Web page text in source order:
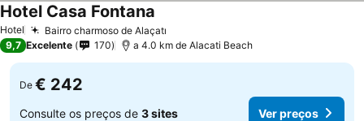
Hotel Bairro charmoso de Alaçatı
Hotel Casa Fontana
9,7 Excelente 170 a 4.0 km de Alacati Beach
De € 242
Consulte os preços de 3 sites Ver preços